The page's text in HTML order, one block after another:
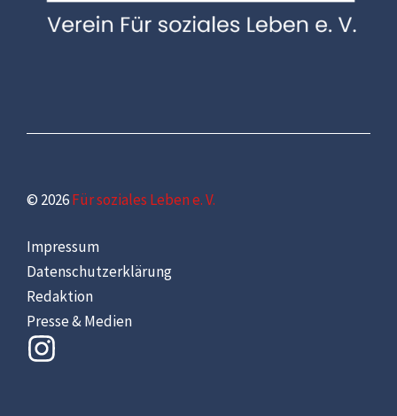
© 2026Für soziales Leben e. V.
Impressum
Datenschutzerklärung
Redaktion
Presse & Medien